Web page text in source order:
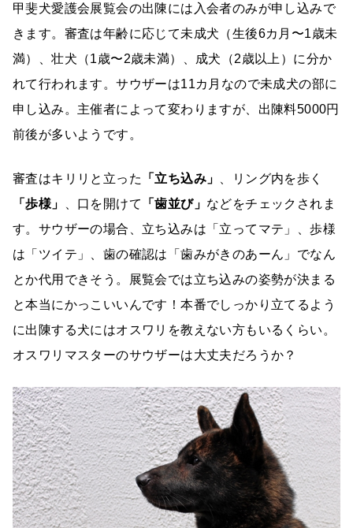
甲斐犬愛護会展覧会の出陳には入会者のみが申し込みで
きます。審査は年齢に応じて未成犬（生後6カ月〜1歳未
満）、壮犬（1歳〜2歳未満）、成犬（2歳以上）に分か
れて行われます。サウザーは11カ月なので未成犬の部に
申し込み。主催者によって変わりますが、出陳料5000円
前後が多いようです。
審査はキリリと立った 「立ち込み」
、リング内を歩く
「歩様」
、口を開けて 「歯並び」 などをチェックされま
す。サウザーの場合、立ち込みは「立ってマテ」、歩様
は「ツイテ」、歯の確認は「歯みがきのあーん」でなん
とか代用できそう。展覧会では立ち込みの姿勢が決まる
と本当にかっこいいんです！本番でしっかり立てるよう
に出陳する犬にはオスワリを教えない方もいるくらい。
オスワリマスターのサウザーは大丈夫だろうか？